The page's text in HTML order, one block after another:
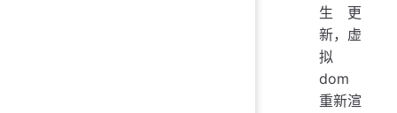
生更
新，虚
拟
dom
重新渲